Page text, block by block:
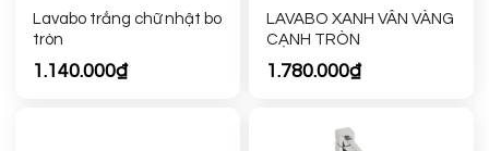
Lavabo trắng chữ nhật bo
tròn
1.140.000₫
LAVABO XANH VÂN VÀNG
CẠNH TRÒN
1.780.000₫